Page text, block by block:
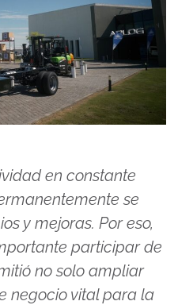
en constante
se
y mejoras. Por eso,
participar de
no solo ampliar
negocio vital para la